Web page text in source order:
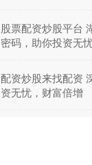
股票配资炒股平台
密码，助你投资无
配资炒股来找配资
资无忧，财富倍增